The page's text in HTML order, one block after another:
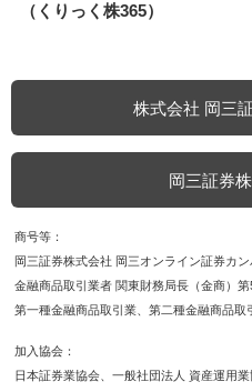
（くりっく株365）
株式会社 岡三
岡三証券
商号等
岡三証券株式会社 岡三オンライン証券カン
金融商品取引業者 関東財務局長（金商）第
第一種金融商品取引業
第二種金融商品取
加入協会
日本証券業協会
一般社団法人 資産運用